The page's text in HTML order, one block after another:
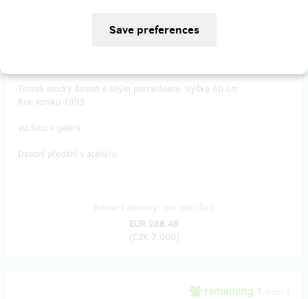
Tmavě modrý šamot s bílým porcelánem. Výška 60 cm
Rok vzniku 1995
viz.foto v galerii
Osobní předání v ateliéru
EUR 288.48
(CZK 7,000)
remaining 1 from 1